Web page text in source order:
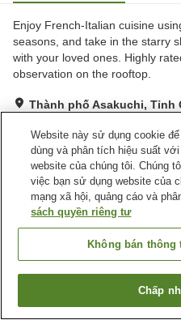
Enjoy French-Italian cuisine
seasons, and take in the starry
with your loved ones. Highly
observation on the rooftop.
Thành phố Asakuchi, Tỉnh
Tuyệt vời Đánh giá:107
Tiện nghi chỗ nghỉ
Bãi đỗ xe
Trang chủ Nhật Bản Tỉnh
Tìm
Website này sử dụng cookie
dùng và phân tích hiệu suất
website của chúng tôi. Chúng
việc bạn sử dụng website của
mạng xã hội, quảng cáo và
sách quyền riêng tư
Không bán thông
Chấp